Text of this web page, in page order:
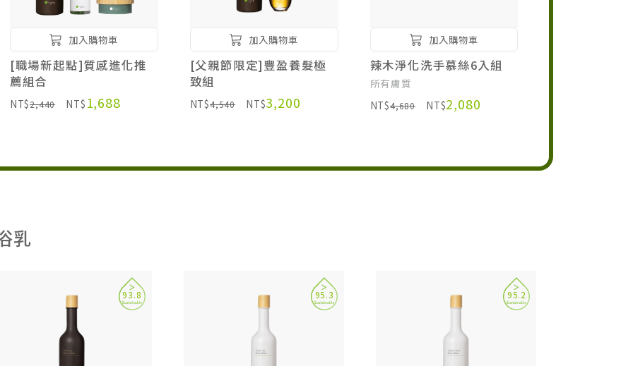
加入購物車
[職場新起點]質感進化推
薦組合
NT$2,440 NT$ 1,688
加入購物車
[父親節限定]豐盈養髮極
致組
NT$4,540 NT$3,200
加入購物車
辣木淨化洗手慕絲6入組
所有膚質
NT$4,680 NT$2,080
乳
93.8 95.3 95.2